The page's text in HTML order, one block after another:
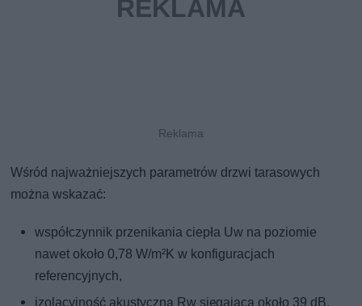
Wśród najważniejszych parametrów drzwi tarasowych
można wskazać:
współczynnik przenikania ciepła Uw na poziomie
nawet około 0,78 W/m²K w konfiguracjach
referencyjnych,
izolacyjność akustyczną Rw sięgającą około 39 dB,